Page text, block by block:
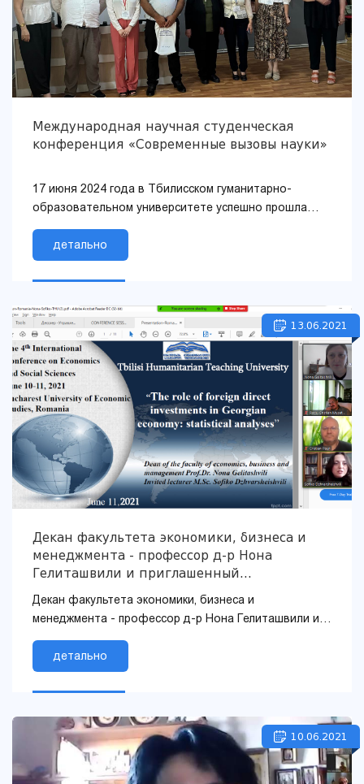
Международная научная студенческая
конференция «Современные вызовы науки»
17 июня 2024 года в Тбилисском гуманитарно-
образовательном университете успешно прошла
международная научная конференция студентов на
тему «Современные вызовы на...
детально
13.06.2021
Декан факультета экономики, бизнеса и
менеджмента - профессор д-р Нона
Гелиташвили и приглашенный
преподаватель M.Sc. Софико
Джваршеишвили успешно выступила на
Международной конференции
Декан факультета экономики, бизнеса и
менеджмента - профессор д-р Нона Гелиташвили и
приглашенный преподаватель M.Sc. Софико
Джваршеишвили успешно выступила на Междуна...
детально
10.06.2021